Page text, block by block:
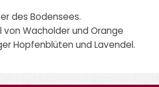
des Bodensees.
von Wacholder und Orange
Hopfenblüten und Lavendel.